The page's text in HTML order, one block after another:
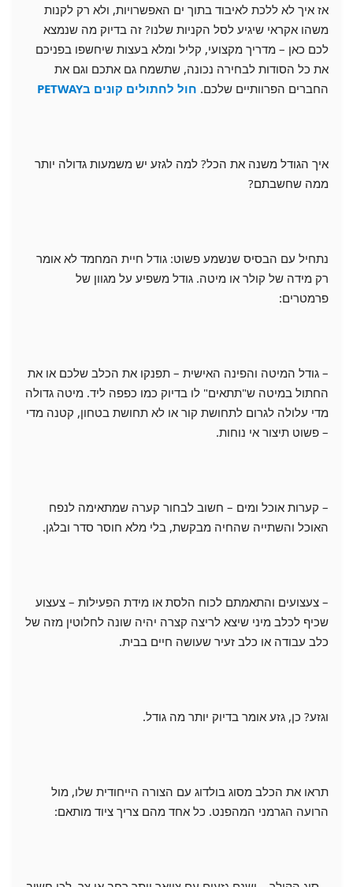
אז איך לא ללכת לאיבוד בתוך ים האפשרויות, ולא רק לקנות
משהו אקראי שיגיע לסל הקניות שלנו? זה בדיוק מה שנמצא
לכם כאן – מדריך מקצועי, קליל ומלא בעצות שיחשפו בפניכם
את כל הסודות לבחירה נכונה, שתשמח גם אתכם וגם את
החברים הפרוותיים שלכם. חול לחתולים קונים בPETWAY
איך הגודל משנה את הכל? למה לגזע יש משמעות גדולה יותר
ממה שחשבתם?
נתחיל עם הבסיס שנשמע פשוט: גודל חיית המחמד לא אומר
רק מידה של קולר או מיטה. גודל משפיע על מגוון של
פרמטרים:
– גודל המיטה והפינה האישית – תפנקו את הכלב שלכם או את
החתול במיטה ש"תתאים" לו בדיוק כמו כפפה ליד. מיטה גדולה
מדי עלולה לגרום לתחושת קור או לא תחושת בטחון, קטנה מדי
– פשוט תיצור אי נוחות.
– קערות אוכל ומים – חשוב לבחור קערה שמתאימה לנפח
האוכל והשתייה שהחיה מבקשת, בלי מלא חוסר סדר ובלגן.
– צעצועים והתאמתם לכוח הלסת או מידת הפעילות – צעצוע
שכיף לכלב מיני שיצא לריצה קצרה יהיה שונה לחלוטין מזה של
כלב עבודה או כלב זעיר שעושה חיים בבית.
וגזע? כן, גזע אומר בדיוק יותר מה גודל.
תראו את הכלב מסוג בולדוג עם הצורה הייחודית שלו, מול
הרועה הגרמני המהפנט. כל אחד מהם צריך ציוד מותאם: